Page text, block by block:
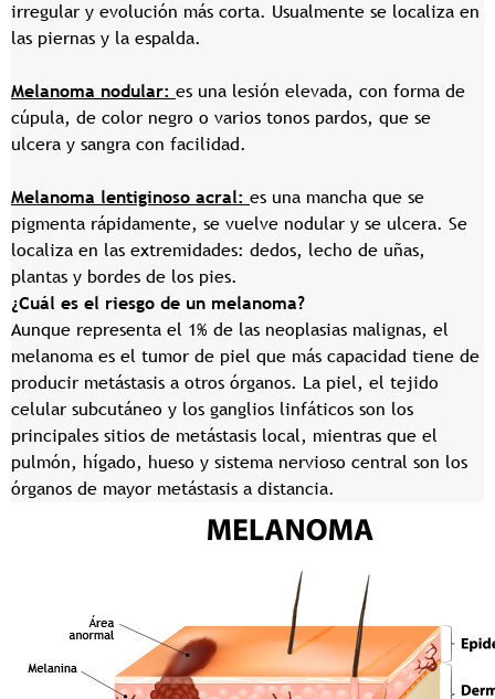
irregular y evolución más corta. Usualmente se localiza en
las piernas y la espalda.
Melanoma nodular: es una lesión elevada, con forma de
cúpula, de color negro o varios tonos pardos, que se
ulcera y sangra con facilidad.
Melanoma lentiginoso acral: es una mancha que se
pigmenta rápidamente, se vuelve nodular y se ulcera. Se
localiza en las extremidades: dedos, lecho de uñas,
plantas y bordes de los pies.
¿Cuál es el riesgo de un melanoma?
Aunque representa el 1% de las neoplasias malignas, el
melanoma es el tumor de piel que más capacidad tiene de
producir metástasis a otros órganos. La piel, el tejido
celular subcutáneo y los ganglios linfáticos son los
principales sitios de metástasis local, mientras que el
pulmón, hígado, hueso y sistema nervioso central son los
órganos de mayor metástasis a distancia.